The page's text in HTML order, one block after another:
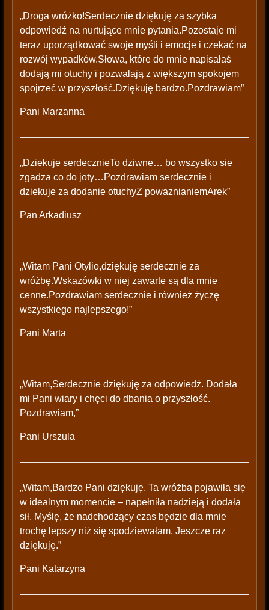
„Droga wróżko!Serdecznie dziękuję za szybka
odpowiedź na nurtujące mnie pytania.Pozostaje mi
teraz uporządkować swoje myśli i emocje i czekać na
rozwój wypadków.Słowa, które do mnie napisałaś
dodają mi otuchy i pozwalają z większym spokojem
spojrzeć w przyszłość.Dziękuję bardzo.Pozdrawiam”
Pani Marzanna
„Dziekuje serdecznieTo dziwne… bo wszystko sie
zgadza co do joty…Pozdrawiam serdecznie i
dziekuje za dodanie otuchyZ powaznianiemArek”
Pan Arkadiusz
„Witam Pani Otylio,dziękuję serdecznie za
wróżbę.Wskazówki w niej zawarte są dla mnie
cenne.Pozdrawiam serdecznie i również życzę
wszystkiego najlepszego!”
Pani Marta
„Witam,Serdecznie dziękuję za odpowiedź. Dodała
mi Pani wiary i chęci do dbania o przyszłość.
Pozdrawiam,”
Pani Urszula
„Witam,Bardzo Pani dziękuję. Ta wróżba pojawiła się
w idealnym momencie – napełniła nadzieją i dodała
sił. Myślę, że nadchodzący czas będzie dla mnie
trochę lepszy niż się spodziewałam. Jeszcze raz
dziękuję.”
Pani Katarzyna